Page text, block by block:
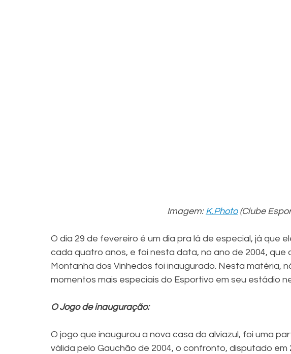
Imagem: K.Photo (Clube
O dia 29 de fevereiro é um dia pra lá de especial, já que
cada quatro anos, e foi nesta data, no ano de 2004, que
Montanha dos Vinhedos foi inaugurado. Nesta matéria,
momentos mais especiais do Esportivo em seu estádio
O Jogo de inauguração:
O jogo que inaugurou a nova casa do alviazul, foi uma
válida pelo Gauchão de 2004, o confronto, disputado em